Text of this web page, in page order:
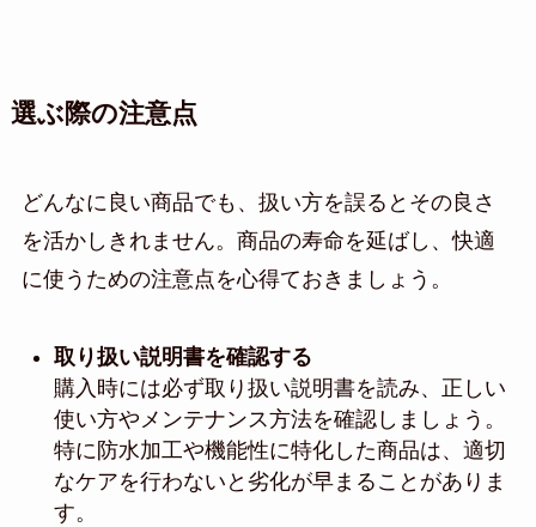
選ぶ際の注意点
どんなに良い商品でも、扱い方を誤るとその良さ
を活かしきれません。商品の寿命を延ばし、快適
に使うための注意点を心得ておきましょう。
取り扱い説明書を確認する
購入時には必ず取り扱い説明書を読み、正しい
使い方やメンテナンス方法を確認しましょう。
特に防水加工や機能性に特化した商品は、適切
なケアを行わないと劣化が早まることがありま
す。